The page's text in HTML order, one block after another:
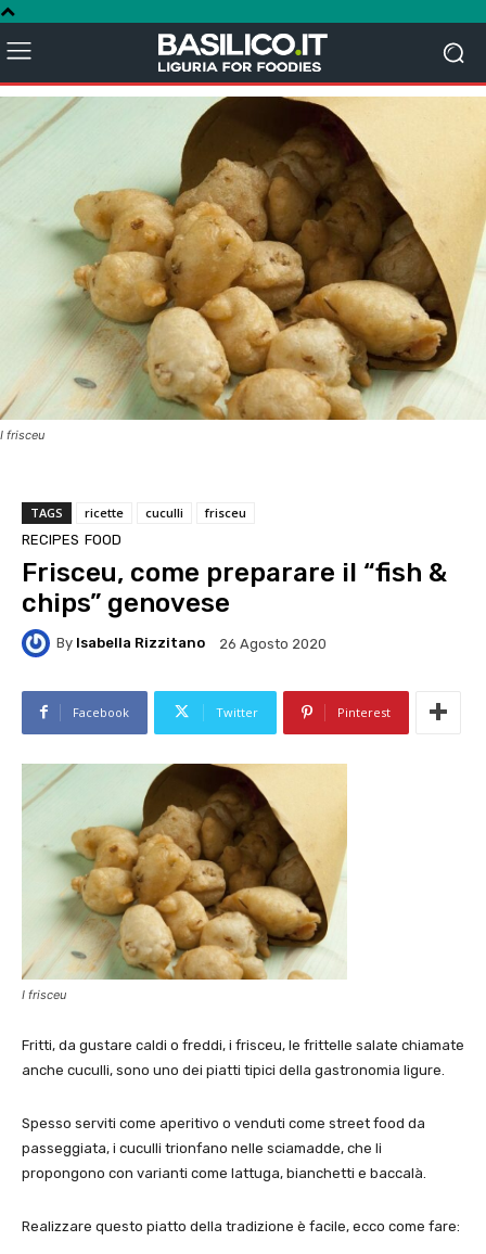
I frisceu
TAGS ricette cuculli
frisceu
RECIPES FOOD
Frisceu, come preparare il “fish &
chips” genovese
By Isabella Rizzitano 26 Agosto 2020
Facebook Twitter Pinterest
I frisceu
Fritti, da gustare caldi o freddi, i frisceu, le frittelle salate chiamate
anche cuculli, sono uno dei piatti tipici della gastronomia ligure.
Spesso serviti come aperitivo o venduti come street food da
passeggiata, i cuculli trionfano nelle sciamadde, che li
propongono con varianti come lattuga, bianchetti e baccalà.
Realizzare questo piatto della tradizione è facile, ecco come fare: